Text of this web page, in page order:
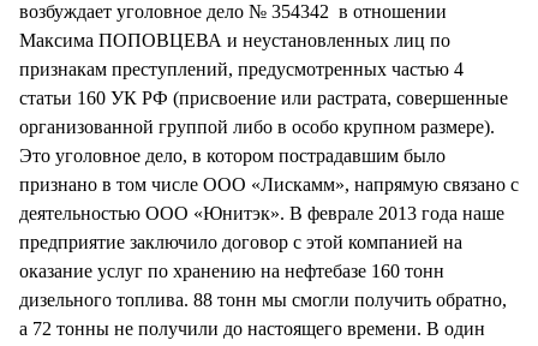
возбуждает уголовное дело № 354342 в отношении
Максима ПОПОВЦЕВА и неустановленных лиц по
признакам преступлений, предусмотренных частью 4
статьи 160 УК РФ (присвоение или растрата, совершенные
организованной группой либо в особо крупном размере).
Это уголовное дело, в котором пострадавшим было
признано в том числе ООО «Лискамм», напрямую связано с
деятельностью ООО «Юнитэк». В феврале 2013 года наше
предприятие заключило договор с этой компанией на
оказание услуг по хранению на нефтебазе 160 тонн
дизельного топлива. 88 тонн мы смогли получить обратно,
а 72 тонны не получили до настоящего времени. В один